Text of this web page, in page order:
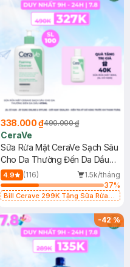
338.000 ₫490.000 ₫
CeraVe
Sữa Rửa Mặt CeraVe Sạch Sâu
Cho Da Thường Đến Da Dầu
473ml
4.9 (116)
1.5k/tháng
37%
Bill Cerave 299K Tặng Sữa Rửa
-42%